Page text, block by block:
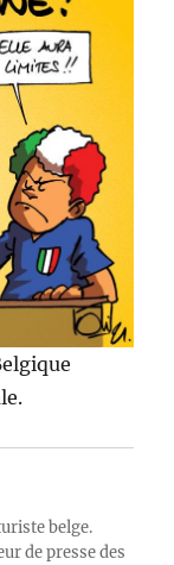
belge.
de presse des